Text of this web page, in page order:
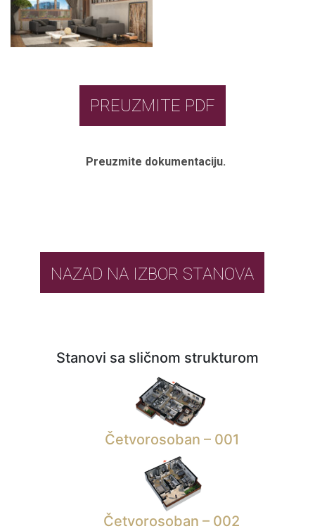
PREUZMITE PDF
Preuzmite dokumentaciju.
NAZAD NA IZBOR STANOVA
Stanovi sa sličnom strukturom
Četvorosoban – 001
Četvorosoban – 002